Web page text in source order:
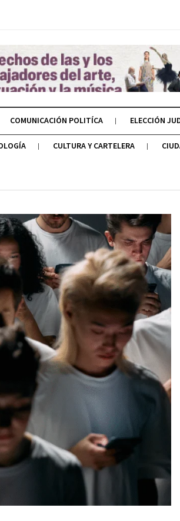
COMUNICACIÓN POLITÍCA ELECCIÓN
CULTURA Y CARTELERA